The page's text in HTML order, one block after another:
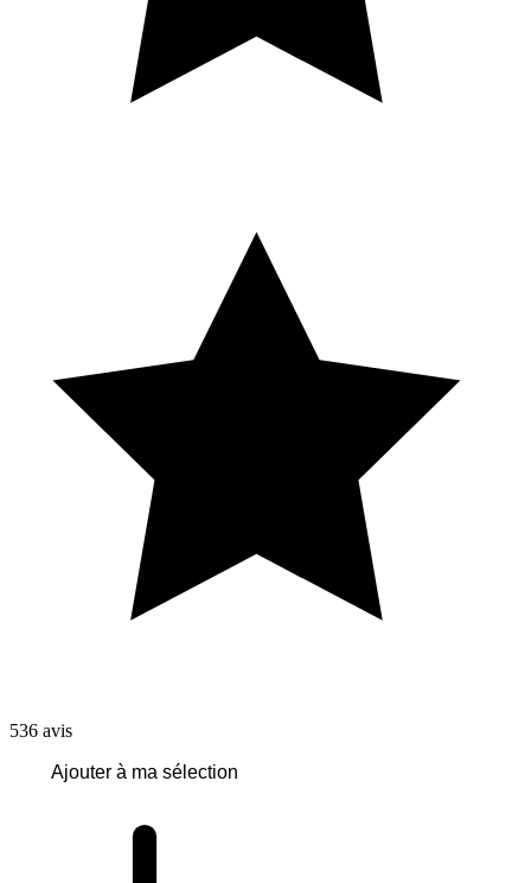
536 avis
Ajouter à ma sélection